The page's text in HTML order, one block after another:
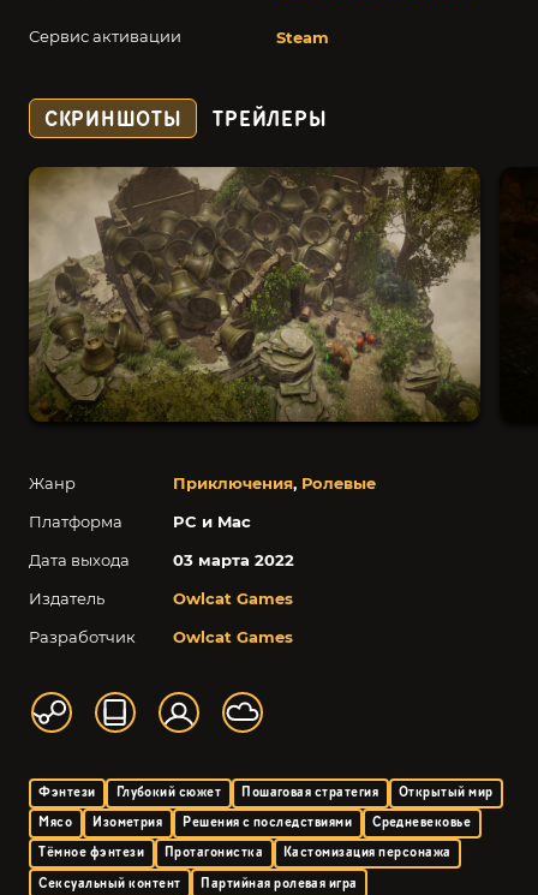
Сервис активации Steam
Жанр Приключения, Ролевые
Платформа
PC и Mac
Дата выхода
03 марта 2022
Издатель
Owlcat Games
Разработчик
Owlcat Games
Фэнтези Глубокий сюжет Пошаговая стратегия
Открытый мир
Мясо
Изометрия Решения с последствиями
Средневековье
Тёмное фэнтези
Протагонистка
Кастомизация персонажа
Сексуальный контент
Партийная ролевая игра
СКРИНШОТЫ ТРЕЙЛЕРЫ